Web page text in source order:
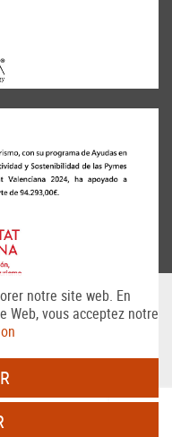
notre site web. En
vous acceptez notre